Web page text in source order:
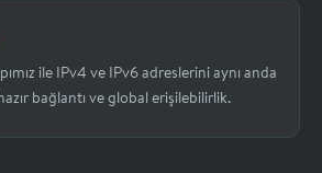
ile IPv4 ve IPv6 adreslerini aynı anda
bağlantı ve global erişilebilirlik.